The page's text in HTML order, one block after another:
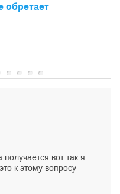
обретает
получается вот так я
к этому вопросу